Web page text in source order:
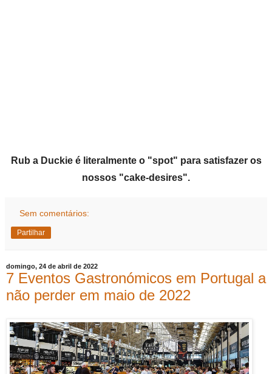
Rub a Duckie é literalmente o "spot" para satisfazer os
nossos "cake-desires".
Sem comentários:
Partilhar
domingo, 24 de abril de 2022
7 Eventos Gastronómicos em Portugal a
não perder em maio de 2022